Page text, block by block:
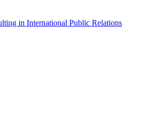
in International Public Relations